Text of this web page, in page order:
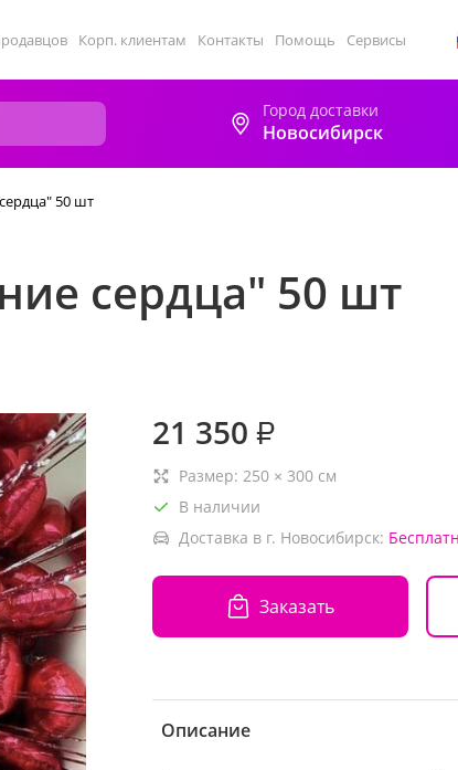
Корп. клиентам Контакты Помощь Сервисы
Город доставки
Новосибирск
50 шт
сердца" 50 шт
21 350 ₽
Размер: 250 × 300 см
В наличии
Доставка в г. Новосибирск:
Заказать
Описание